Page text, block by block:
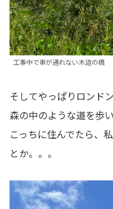
工事中で車が通れない木造の橋
そしてやっぱりロンド
森の中のような道を歩
こっちに住んでたら、
とか。。。